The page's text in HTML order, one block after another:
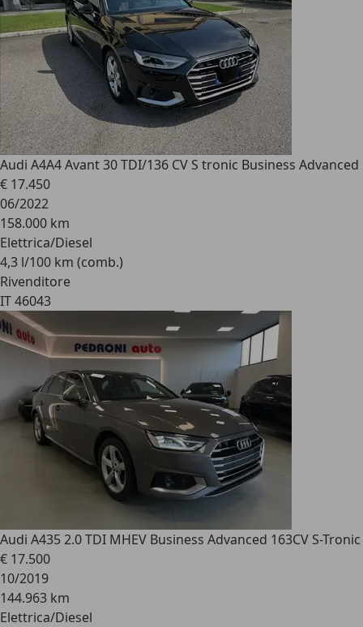
Audi A4A4 Avant 30 TDI/136 CV S tronic Business Advanced
€ 17.450
06/2022
158.000 km
Elettrica/Diesel
4,3 l/100 km (comb.)
Rivenditore
IT 46043
Audi A435 2.0 TDI MHEV Business Advanced 163CV S-Tronic
€ 17.500
10/2019
144.963 km
Elettrica/Diesel